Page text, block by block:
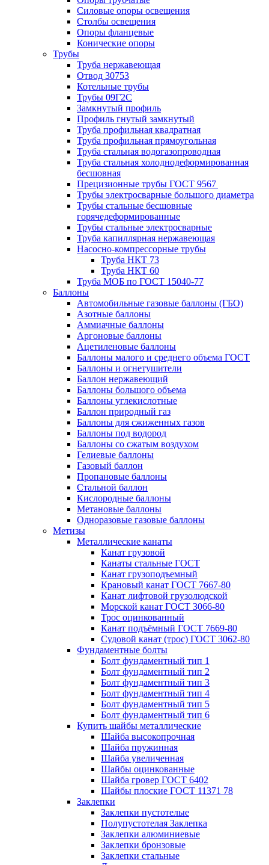
Силовые опоры освещения
Столбы освещения
Опоры фланцевые
Конические опоры
Трубы
Труба нержавеющая
Отвод 30753
Котельные трубы
Трубы 09Г2С
Замкнутый профиль
Профиль гнутый замкнутый
Труба профильная квадратная
Труба профильная прямоугольная
Труба стальная водогазопроводная
Труба стальная холоднодеформированная
бесшовная
Прецизионные трубы ГОСТ 9567
Трубы электросварные большого диаметра
Трубы стальные бесшовные
горячедеформированные
Трубы стальные электросварные
Труба капиллярная нержавеющая
Насосно-компрессорные трубы
Труба НКТ 73
Труба НКТ 60
Труба МОБ по ГОСТ 15040-77
Баллоны
Автомобильные газовые баллоны (ГБО)
Азотные баллоны
Аммиачные баллоны
Аргоновые баллоны
Ацетиленовые баллоны
Баллоны малого и среднего объема ГОСТ
Баллоны и огнетушители
Баллон нержавеющий
Баллоны большого объема
Баллоны углекислотные
Баллон природный газ
Баллоны для сжиженных газов
Баллоны под водород
Баллоны со сжатым воздухом
Гелиевые баллоны
Газовый баллон
Пропановые баллоны
Стальной баллон
Кислородные баллоны
Метановые баллоны
Одноразовые газовые баллоны
Метизы
Металлические канаты
Канат грузовой
Канаты стальные ГОСТ
Канат грузоподъемный
Крановый канат ГОСТ 7667-80
Канат лифтовой грузолюдской
Морской канат ГОСТ 3066-80
Трос оцинкованный
Канат подъёмный ГОСТ 7669-80
Судовой канат (трос) ГОСТ 3062-80
Фундаментные болты
Болт фундаментный тип 1
Болт фундаментный тип 2
Болт фундаментный тип 3
Болт фундаментный тип 4
Болт фундаментный тип 5
Болт фундаментный тип 6
Купить шайбы металлические
Шайба высокопрочная
Шайба пружинная
Шайба увеличенная
Шайбы оцинкованные
Шайба гровер ГОСТ 6402
Шайбы плоские ГОСТ 11371 78
Заклепки
Заклепки пустотелые
Полупустотелая Заклепка
Заклепки алюминиевые
Заклепки бронзовые
Заклепки стальные